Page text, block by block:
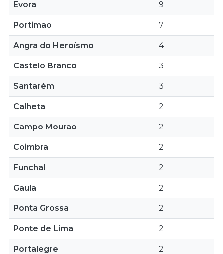
Evora 9
Portimão 7
Angra do Heroísmo 4
Castelo Branco 3
Santarém 3
Calheta 2
Campo Mourao 2
Coimbra 2
Funchal 2
Gaula 2
Ponta Grossa 2
Ponte de Lima 2
Portalegre 2